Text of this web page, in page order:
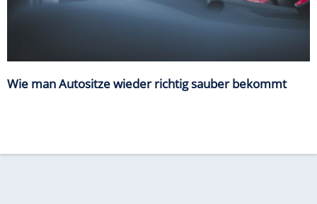
Wie man Autositze wieder richtig sauber bekommt